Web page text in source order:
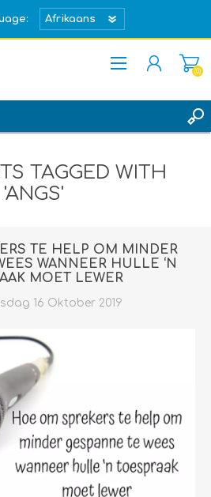
(0)
TAGGED WITH
'ANGS'
TE HELP OM MINDER
WANNEER HULLE ‘N
MOET LEWER
16 Oktober 2019